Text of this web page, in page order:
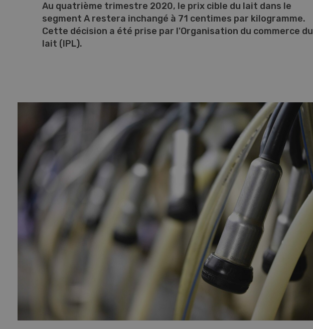
Au quatrième trimestre 2020, le prix cible du lait dans le
segment A restera inchangé à 71 centimes par kilogramme.
Cette décision a été prise par l'Organisation du commerce du
lait (IPL).